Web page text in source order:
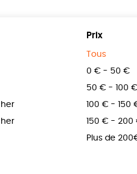
Prix
Tous
0 € - 50 €
50 € - 100 €
100 € - 150
150 € - 200
Plus de